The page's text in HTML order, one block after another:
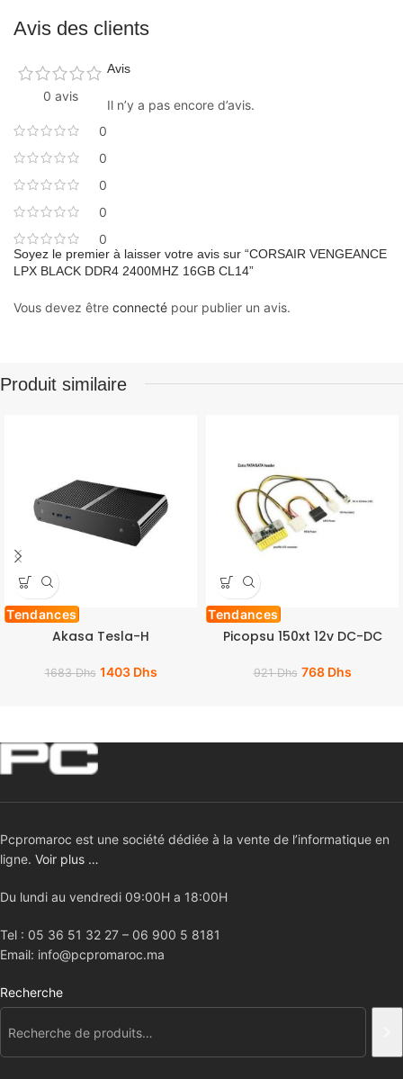
Avis des clients
0 avis
0
0
0
0
0
Avis
Il n’y a pas encore d’avis.
Soyez le premier à laisser votre avis sur “CORSAIR VENGEANCE
LPX BLACK DDR4 2400MHZ 16GB CL14”
Vous devez être connecté pour publier un avis.
Produit similaire
Tendances
Akasa Tesla-H
1683Dhs 1403 Dhs
Tendances
Picopsu 150xt 12v DC-DC
921Dhs 768 Dhs
Pcpromaroc est une société dédiée à la vente de l’informatique en
ligne. Voir plus …
Du lundi au vendredi 09:00H a 18:00H
Tel : 05 36 51 32 27 – 06 900 5 8181
Email: info@pcpromaroc.ma
Recherche